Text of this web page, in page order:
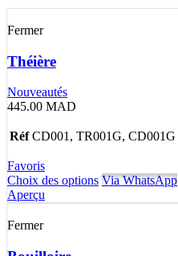
Fermer
Théière
Nouveautés
445.00 MAD
Réf CD001, TR001G, CD001G
Favoris
Choix des options Via WhatsApp
Aperçu
Fermer